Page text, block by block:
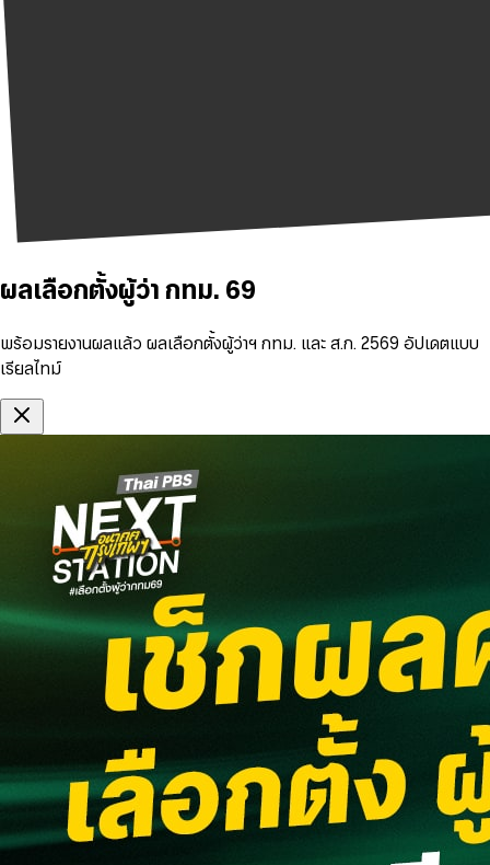
ผลเลือกตั้งผู้ว่า กทม. 69
พร้อมรายงานผลแล้ว ผลเลือกตั้งผู้ว่าฯ กทม. และ ส.ก. 2569 อัปเดตแบบ
เรียลไทม์